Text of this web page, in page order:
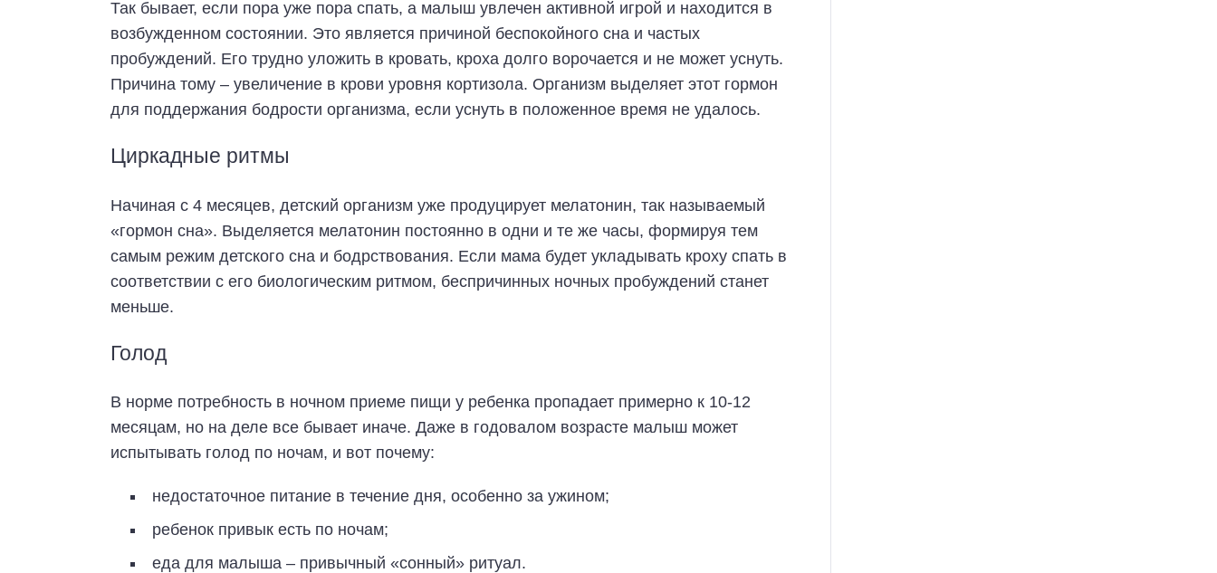
Так бывает, если пора уже пора спать, а малыш увлечен активной игрой и находится в
возбужденном состоянии. Это является причиной беспокойного сна и частых
пробуждений. Его трудно уложить в кровать, кроха долго ворочается и не может уснуть.
Причина тому – увеличение в крови уровня кортизола. Организм выделяет этот гормон
для поддержания бодрости организма, если уснуть в положенное время не удалось.
Циркадные ритмы
Начиная с 4 месяцев, детский организм уже продуцирует мелатонин, так называемый
«гормон сна». Выделяется мелатонин постоянно в одни и те же часы, формируя тем
самым режим детского сна и бодрствования. Если мама будет укладывать кроху спать в
соответствии с его биологическим ритмом, беспричинных ночных пробуждений станет
меньше.
Голод
В норме потребность в ночном приеме пищи у ребенка пропадает примерно к 10-12
месяцам, но на деле все бывает иначе. Даже в годовалом возрасте малыш может
испытывать голод по ночам, и вот почему:
недостаточное питание в течение дня, особенно за ужином;
ребенок привык есть по ночам;
еда для малыша – привычный «сонный» ритуал.